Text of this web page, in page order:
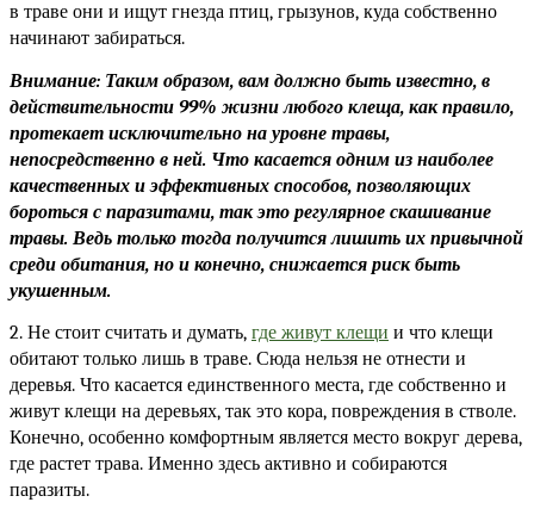
в траве они и ищут гнезда птиц, грызунов, куда собственно
начинают забираться.
Внимание: Таким образом, вам должно быть известно, в
действительности 99% жизни любого клеща, как правило,
протекает исключительно на уровне травы,
непосредственно в ней. Что касается одним из наиболее
качественных и эффективных способов, позволяющих
бороться с паразитами, так это регулярное скашивание
травы. Ведь только тогда получится лишить их привычной
среди обитания, но и конечно, снижается риск быть
укушенным.
2. Не стоит считать и думать, где живут клещи и что клещи
обитают только лишь в траве. Сюда нельзя не отнести и
деревья. Что касается единственного места, где собственно и
живут клещи на деревьях, так это кора, повреждения в стволе.
Конечно, особенно комфортным является место вокруг дерева,
где растет трава. Именно здесь активно и собираются
паразиты.